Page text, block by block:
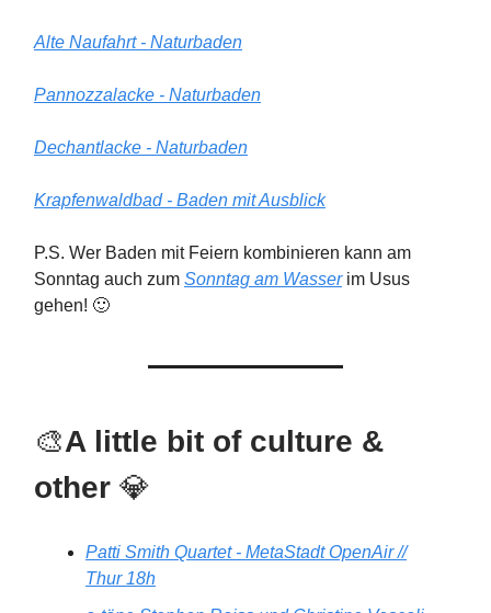
Alte Naufahrt - Naturbaden
Pannozzalacke - Naturbaden
Dechantlacke - Naturbaden
Krapfenwaldbad - Baden mit Ausblick
P.S. Wer Baden mit Feiern kombinieren kann am
Sonntag auch zum Sonntag am Wasserim Usus
gehen! 🙂
🎨A little bit of culture &
other 💎
Patti Smith Quartet - MetaStadt OpenAir //
Thur 18h